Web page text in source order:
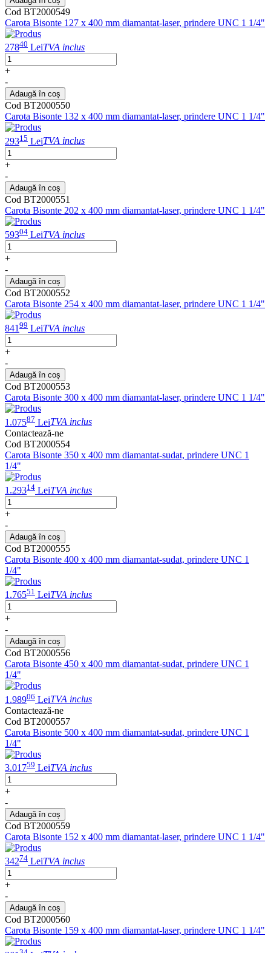
Cod BT2000549
Carota Bisonte 127 x 400 mm diamantat-laser, prindere UNC 1 1/4"
27840 LeiTVA inclus
+
-
Adaugă în coș
Cod BT2000550
Carota Bisonte 132 x 400 mm diamantat-laser, prindere UNC 1 1/4"
29315 LeiTVA inclus
+
-
Adaugă în coș
Cod BT2000551
Carota Bisonte 202 x 400 mm diamantat-laser, prindere UNC 1 1/4"
59304 LeiTVA inclus
+
-
Adaugă în coș
Cod BT2000552
Carota Bisonte 254 x 400 mm diamantat-laser, prindere UNC 1 1/4"
84199 LeiTVA inclus
+
-
Adaugă în coș
Cod BT2000553
Carota Bisonte 300 x 400 mm diamantat-laser, prindere UNC 1 1/4"
1.07587 LeiTVA inclus
Contactează-ne
Cod BT2000554
Carota Bisonte 350 x 400 mm diamantat-sudat, prindere UNC 1
1/4"
1.29314 LeiTVA inclus
+
-
Adaugă în coș
Cod BT2000555
Carota Bisonte 400 x 400 mm diamantat-sudat, prindere UNC 1
1/4"
1.76551 LeiTVA inclus
+
-
Adaugă în coș
Cod BT2000556
Carota Bisonte 450 x 400 mm diamantat-sudat, prindere UNC 1
1/4"
1.98906 LeiTVA inclus
Contactează-ne
Cod BT2000557
Carota Bisonte 500 x 400 mm diamantat-sudat, prindere UNC 1
1/4"
3.01759 LeiTVA inclus
+
-
Adaugă în coș
Cod BT2000559
Carota Bisonte 152 x 400 mm diamantat-laser, prindere UNC 1 1/4"
34274 LeiTVA inclus
+
-
Adaugă în coș
Cod BT2000560
Carota Bisonte 159 x 400 mm diamantat-laser, prindere UNC 1 1/4"